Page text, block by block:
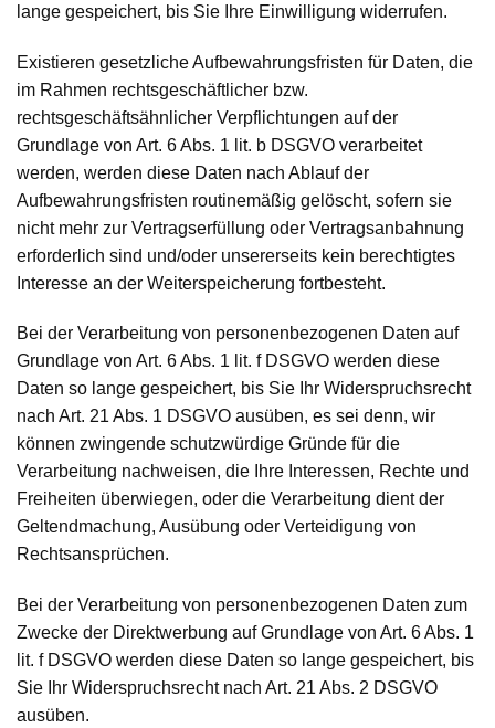
lange gespeichert, bis Sie Ihre Einwilligung widerrufen.
Existieren gesetzliche Aufbewahrungsfristen für Daten, die
im Rahmen rechtsgeschäftlicher bzw.
rechtsgeschäftsähnlicher Verpflichtungen auf der
Grundlage von Art. 6 Abs. 1 lit. b DSGVO verarbeitet
werden, werden diese Daten nach Ablauf der
Aufbewahrungsfristen routinemäßig gelöscht, sofern sie
nicht mehr zur Vertragserfüllung oder Vertragsanbahnung
erforderlich sind und/oder unsererseits kein berechtigtes
Interesse an der Weiterspeicherung fortbesteht.
Bei der Verarbeitung von personenbezogenen Daten auf
Grundlage von Art. 6 Abs. 1 lit. f DSGVO werden diese
Daten so lange gespeichert, bis Sie Ihr Widerspruchsrecht
nach Art. 21 Abs. 1 DSGVO ausüben, es sei denn, wir
können zwingende schutzwürdige Gründe für die
Verarbeitung nachweisen, die Ihre Interessen, Rechte und
Freiheiten überwiegen, oder die Verarbeitung dient der
Geltendmachung, Ausübung oder Verteidigung von
Rechtsansprüchen.
Bei der Verarbeitung von personenbezogenen Daten zum
Zwecke der Direktwerbung auf Grundlage von Art. 6 Abs. 1
lit. f DSGVO werden diese Daten so lange gespeichert, bis
Sie Ihr Widerspruchsrecht nach Art. 21 Abs. 2 DSGVO
ausüben.